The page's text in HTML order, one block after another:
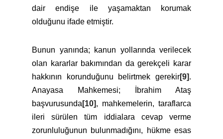
dair endişe ile yaşamaktan korumak
olduğunu ifade etmiştir.
Bunun yanında; kanun yollarında verilecek
olan kararlar bakımından da gerekçeli karar
hakkının korunduğunu belirtmek gerekir[9].
Anayasa Mahkemesi; İbrahim Ataş
başvurusunda [10], mahkemelerin, taraflarca
ileri sürülen tüm iddialara cevap verme
zorunluluğunun bulunmadığını, hükme esas